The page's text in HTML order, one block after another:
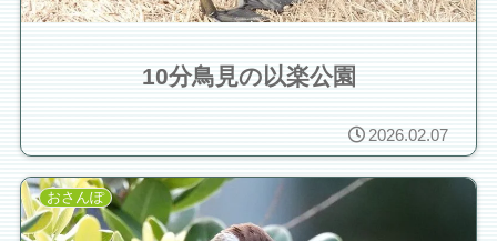
10分鳥見の以楽公園
2026.02.07
おさんぽ